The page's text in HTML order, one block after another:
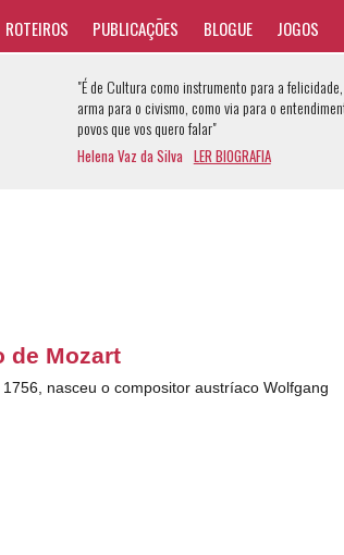
ROTEIROS PUBLICAÇÕES BLOGUE JOGOS
"É de Cultura como instrumento para a
arma para o civismo, como via para o
povos que vos quero falar"
Helena Vaz da Silva LER BIOGRAFIA
de Mozart
nasceu o compositor austríaco Wolfgang